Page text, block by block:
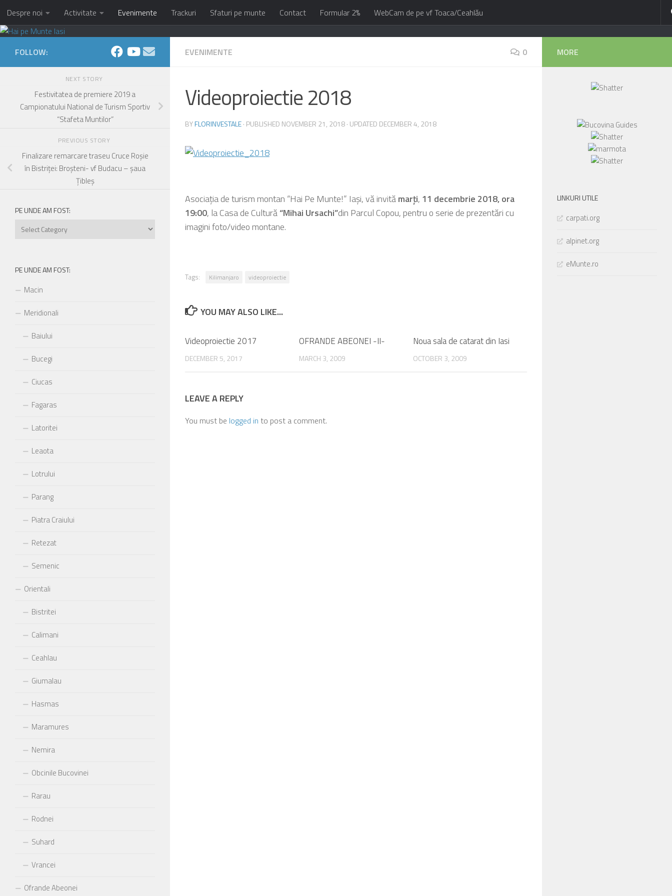
Skip to content
Despre noi Activitate Evenimente Trackuri Sfaturi pe munte Contact Formular 2% WebCam de pe vf Toaca/Ceahlău
EVENIMENTE 0
Videoproiectie 2018
BYFLORINVESTALE· PUBLISHED NOVEMBER 21, 2018· UPDATED DECEMBER 4, 2018
Asociația de turism montan “Hai Pe Munte!” Iași, vă invitămarți, 11 decembrie 2018, ora
19:00, la Casa de Cultură“Mihai Ursachi”din Parcul Copou, pentru o serie de prezentări cu
imagini foto/video montane.
Tags: Kilimanjaro videoproiectie
YOU MAY ALSO LIKE...
Videoproiectie 2017
DECEMBER 5, 2017
OFRANDE ABEONEI -II-
MARCH 3, 2009
Noua sala de catarat din Iasi
OCTOBER 3, 2009
LEAVE A REPLY
You must be logged in to post a comment.
FOLLOW:
NEXT STORY
Festivitatea de premiere 2019 a
Campionatului National de Turism Sportiv
“Stafeta Muntilor”
PREVIOUS STORY
Finalizare remarcare traseu Cruce Roșie
în Bistriței: Broșteni- vf Budacu – șaua
Țibleș
PE UNDE AM FOST:
Pe
PE UNDE AM FOST:
Macin
Meridionali
Baiului
Bucegi
Ciucas
Fagaras
Latoritei
Leaota
Lotrului
Parang
Piatra Craiului
Retezat
Semenic
Orientali
Bistritei
Calimani
Ceahlau
Giumalau
Hasmas
Maramures
Nemira
Obcinile Bucovinei
Rarau
Rodnei
Suhard
Vrancei
Ofrande Abeonei
MORE
LINKURI UTILE
carpati.org
alpinet.org
eMunte.ro